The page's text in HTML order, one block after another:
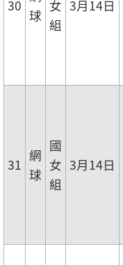
30
球
女
組
3月14日
31
網
球
國
女
組
3月14日